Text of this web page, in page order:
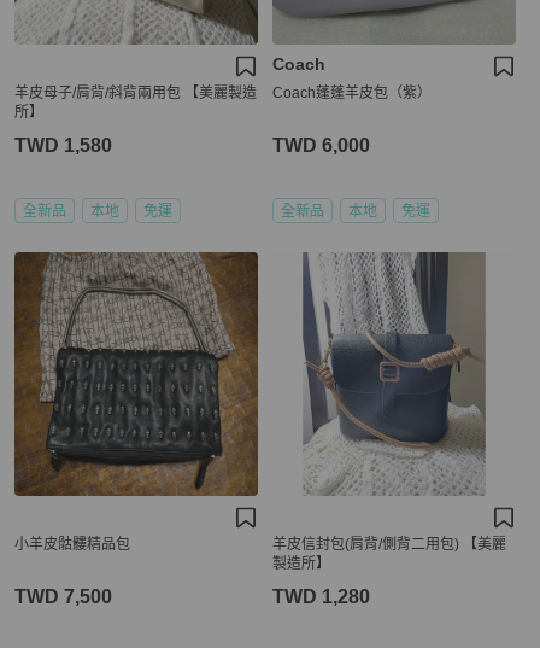
羊皮母子/肩背/斜背兩用包 【美麗製造
所】
TWD 1,580
全新品 本地 免運
Coach
Coach蓬蓬羊皮包（紫）
TWD 6,000
全新品 本地 免運
小羊皮骷髏精品包
TWD 7,500
羊皮信封包(肩背/側背二用包) 【美麗
製造所】
TWD 1,280